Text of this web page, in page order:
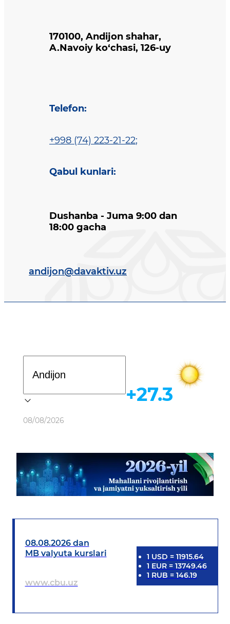
170100, Andijon shahar,
A.Navoiy ko‘chasi, 126-uy
Telefon:
+998 (74) 223-21-22;
Qabul kunlari:
Dushanba - Juma 9:00 dan
18:00 gacha
andijon@davaktiv.uz
Ob-havo
08/08/2026
+27.3
08.08.2026 dan
MB valyuta kurslari
www.cbu.uz
1 USD = 11915.64
1 EUR= 13749.46
1 RUB = 146.19